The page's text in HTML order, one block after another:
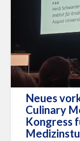
Neues
Culinary
Kongress